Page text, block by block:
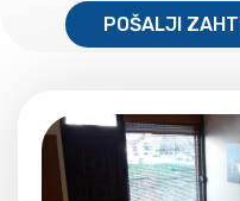
POŠALJI